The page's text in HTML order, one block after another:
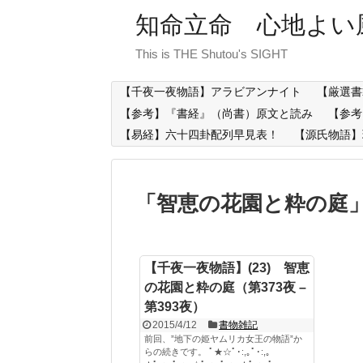
知命立命 心地よい
This is THE Shutou's SIGHT
【千夜一夜物語】アラビアンナイト 【厳選
【参考】『書経』（尚書）原文と読み
【参
【易経】六十四卦配列早見表！
【源氏物語
「 智恵の花園と粋の庭 」
【千夜一夜物語】(23) 智恵
の花園と粋の庭（第373夜 –
第393夜）
2015/4/12 書物雑記
前回、”地下の姫ヤムリカ女王の物語”か
らの続きです。 ﾟ★☆ﾟ･:,｡ﾟ･:,｡